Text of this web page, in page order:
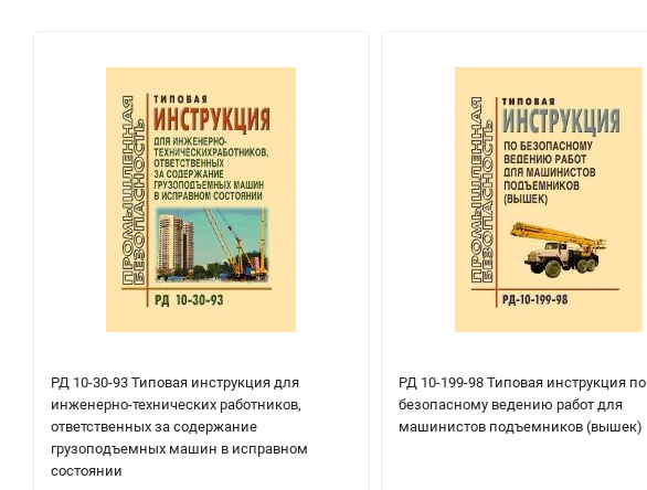
РД 10-30-93 Типовая инструкция для
инженерно-технических работников,
ответственных за содержание
грузоподъемных машин в исправном
состоянии
РД 10-199-98 Типовая инструкция по
безопасному ведению работ для
машинистов подъемников (вышек)